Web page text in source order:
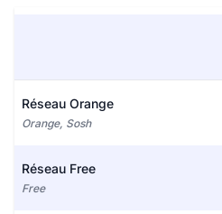
Réseau Orange
Orange, Sosh
Réseau Free
Free